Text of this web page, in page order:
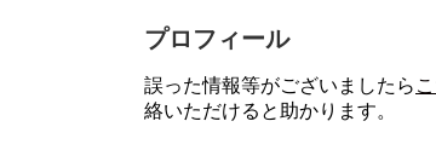
プロフィール
誤った情報等がございましたら
絡いただけると助かります。